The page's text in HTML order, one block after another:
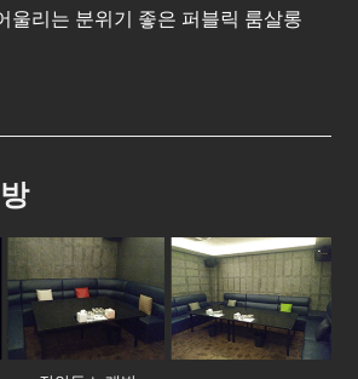
울리는 분위기 좋은 퍼블릭 룸살롱